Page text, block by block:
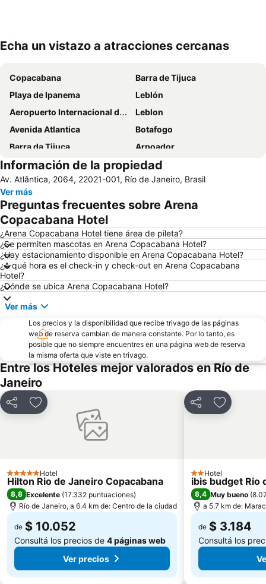
Echa un vistazo a atracciones cercanas
Copacabana
Barra de Tijuca
Playa de Ipanema
Leblón
Aeropuerto Internacional de Galeão Antônio Carlos Jobim
Leblon
Avenida Atlantica
Botafogo
Barra da Tijuca
Arpoador
Lapa
Leme
Cristo Redentor
Recreio dos Bandeirantes
Pan de Azúcar y Funicular
Igreja de Nossa Senhora da Candelária
Rio de Janeiro: Carioca Landscapes between the Mountain and the Sea
Centro
Botafogo
Aeropuerto Santos Dumont
Cristo Redentor
Estación de Autobuses Nuevo Río
Arcos de Lapa
Uruguaiana Metro Station
Prainha
Jockey Club Brasileiro - Hipódromo da Gávea
Glória
Santa Teresa
Sambódromo
Isla de Paquetá
Planetario de la Ciudad de Río de Janeiro
Consulate General of the Unites States
Museo Nacional de Bellas Artes
Carioca Metro Station
Expo Católica
Rio Boat Show
Santuário de Nossa Senhora da Penha
Información de la propiedad
Av. Atlântica, 2064, 22021-001, Río de Janeiro, Brasil
Ver más
Preguntas frecuentes sobre Arena
Copacabana Hotel
¿Arena Copacabana Hotel tiene área de pileta?
¿Se permiten mascotas en Arena Copacabana Hotel?
¿Hay estacionamiento disponible en Arena Copacabana Hotel?
¿A qué hora es el check-in y check-out en Arena Copacabana
Hotel?
¿Dónde se ubica Arena Copacabana Hotel?
Ver más
Los precios y la disponibilidad que recibe trivago de las páginas
web de reserva cambian de manera constante. Por lo tanto, es
posible que no siempre encuentres en una página web de reserva
la misma oferta que viste en trivago.
Entre los Hoteles mejor valorados en Río de
Janeiro
CompartirAñadir a favoritos
5 EstrellasHotel
Hilton Rio de Janeiro Copacabana
8,8 Excelente (17.332 puntuaciones)
Río de Janeiro, a 6.4 km de: Centro de la ciudad
de $ 10.052
Consultá los precios de 4 páginas web
Ver precios
CompartirAñadir a
2 Estrellas
Hotel
ibis budget Rio
8,4 Muy bueno (
a 5.7 km de:
de $ 3.184
Consultá los